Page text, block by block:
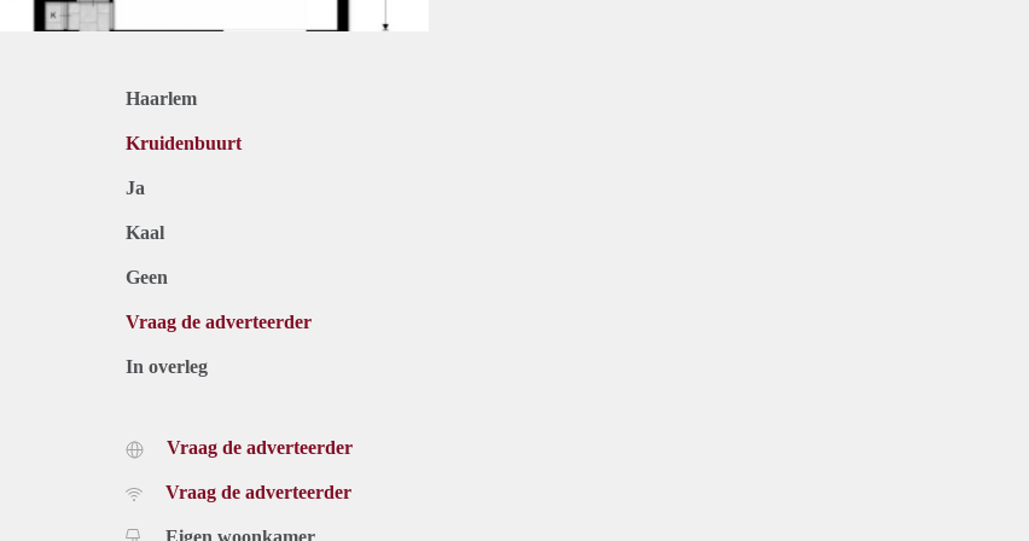
Haarlem
Kruidenbuurt
Ja
Kaal
Geen
Vraag de adverteerder
In overleg
Vraag de adverteerder
Vraag de adverteerder